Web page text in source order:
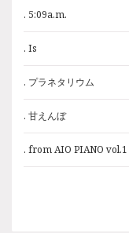
. 5:09a.m.
. Is
. プラネタリウム
. 甘えんぼ
. from AIO PIANO
. 5:09a.m.
. Is
. プラネタリウム
. 甘えんぼ
. from AIO PIANO